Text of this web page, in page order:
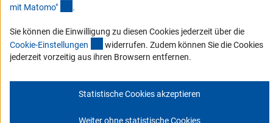
mit Matomo" .
Sie können die Einwilligung zu diesen Cookies jederzeit über die
Cookie-Einstellungen (interner Link)
widerrufen. Zudem können Sie die Cookies
jederzeit vorzeitig aus ihren Browsern entfernen.
Statistische Cookies akzeptieren
Weiter ohne statistische Cookies